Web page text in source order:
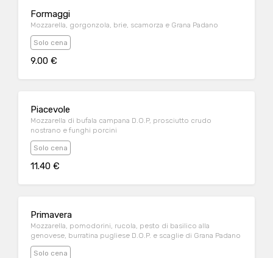
Formaggi
Mozzarella, gorgonzola, brie, scamorza e Grana Padano
Solo cena
9.00 €
Piacevole
Mozzarella di bufala campana D.O.P, prosciutto crudo
nostrano e funghi porcini
Solo cena
11.40 €
Primavera
Mozzarella, pomodorini, rucola, pesto di basilico alla
genovese, burratina pugliese D.O.P. e scaglie di Grana Padano
Solo cena